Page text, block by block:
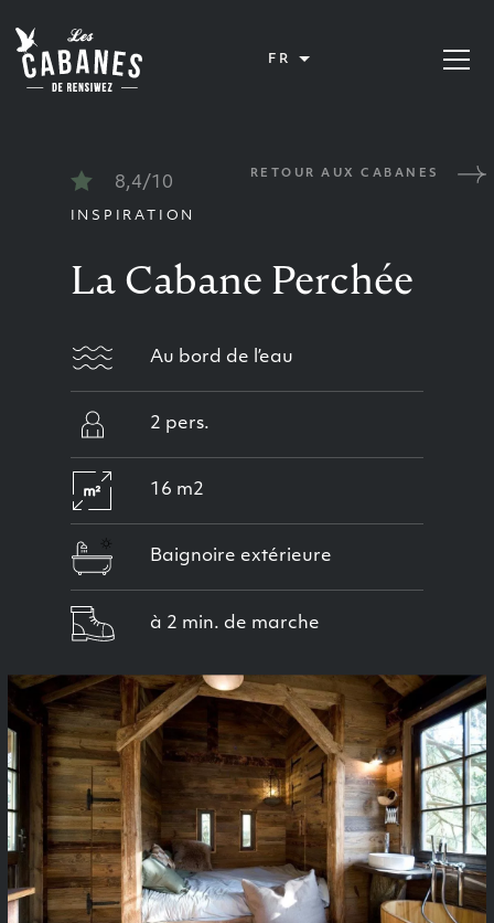
FR Ouvrir
RETOUR AUX CABANES
8,4/10
INSPIRATION
La Cabane Perchée
Au bord de l’eau
2 pers.
16 m2
Baignoire extérieure
à 2 min. de marche
Previous Next